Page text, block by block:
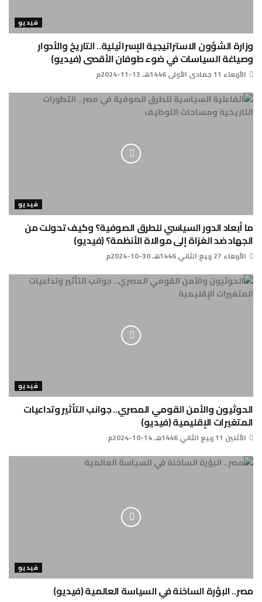
فيديو
وزارة الشؤون الاستراتيجية الإسرائيلية.. التاريخ والأدوار
وصياغة السياسات في ضوء طوفان الأقصى (فيديو)
الأربعاء 11 جمادى الأولى 1446هـ 13-11-2024م
فيديو
ما أبعاد الدور السياسي للطرق الصوفية؟ وكيف تحولت من
الجهاد ضد الغزاة إلى موالاة الأنظمة؟ (فيديو)
الأربعاء 27 ربيع الثاني 1446هـ 30-10-2024م
فيديو
الحوثيون والأمن القومي المصري.. جوانب التأثير وتداعيات
المتغيرات الإقليمية (فيديو)
الأثنين 11 ربيع الثاني 1446هـ 14-10-2024م
فيديو
مصر.. البؤرة الساخنة في السياسة العالمية (فيديو)